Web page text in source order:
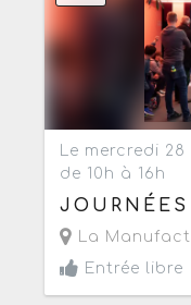
Le mercredi
de 10h à 16h
La
Entrée libre